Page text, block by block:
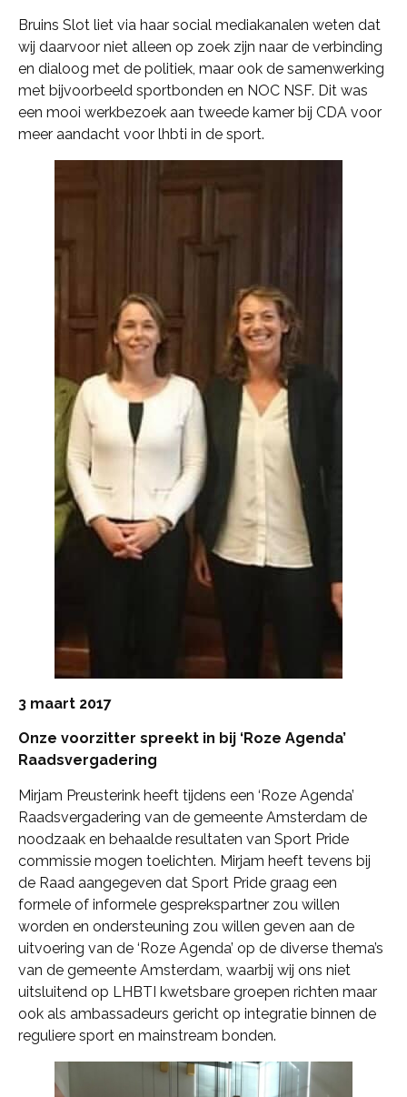
Bruins Slot liet via haar social mediakanalen weten dat
wij daarvoor niet alleen op zoek zijn naar de verbinding
en dialoog met de politiek, maar ook de samenwerking
met bijvoorbeeld sportbonden en NOC NSF. Dit was
een mooi werkbezoek aan tweede kamer bij CDA voor
meer aandacht voor lhbti in de sport.
3 maart 2017
Onze voorzitter spreekt in bij ‘Roze Agenda’
Raadsvergadering
Mirjam Preusterink heeft tijdens een ‘Roze Agenda’
Raadsvergadering van de gemeente Amsterdam de
noodzaak en behaalde resultaten van Sport Pride
commissie mogen toelichten. Mirjam heeft tevens bij
de Raad aangegeven dat Sport Pride graag een
formele of informele gesprekspartner zou willen
worden en ondersteuning zou willen geven aan de
uitvoering van de ‘Roze Agenda’ op de diverse thema’s
van de gemeente Amsterdam, waarbij wij ons niet
uitsluitend op LHBTI kwetsbare groepen richten maar
ook als ambassadeurs gericht op integratie binnen de
reguliere sport en mainstream bonden.